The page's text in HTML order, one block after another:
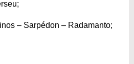
– Sarpédon – Radamanto;